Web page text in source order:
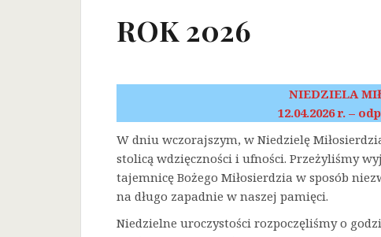
ROK 2026
NIEDZIELA
12.04.2026 r. –
W dniu wczorajszym, w Niedzielę
stolicą wdzięczności i ufności. Przeżyliśmy
tajemnicę Bożego Miłosierdzia w sposób
na długo zapadnie w naszej pamięci.
Niedzielne uroczystości rozpoczęliśmy o